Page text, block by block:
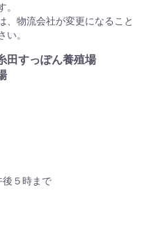
、物流会社が変更になること
い。
田すっぽん養殖場
後５時まで